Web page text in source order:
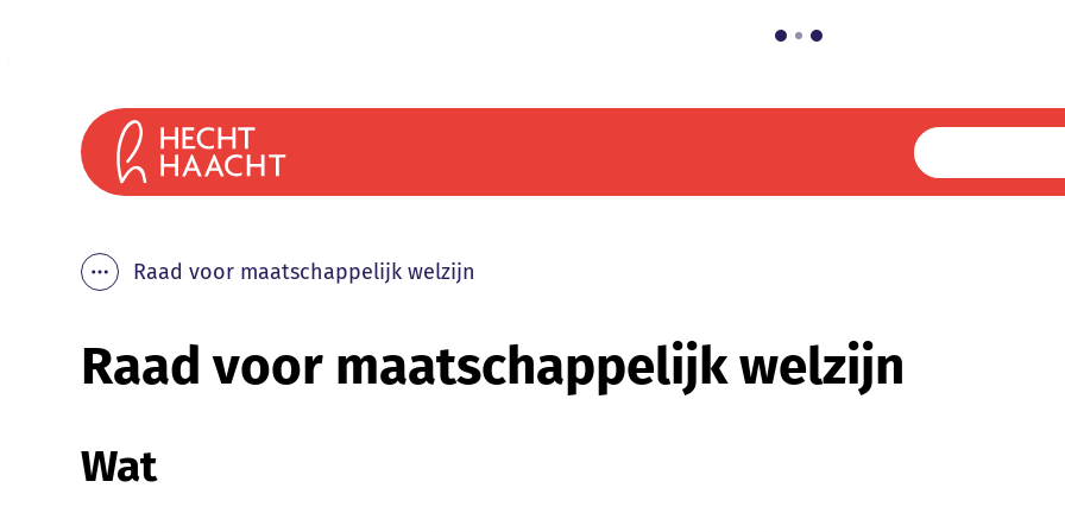
Gemeente Haacht
Toon alle broodkruimel items
Raad voor maatschappelijk welzijn
Raad voor maatschappelijk welzijn
Wat